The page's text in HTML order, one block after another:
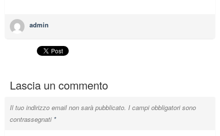
admin
Lascia un commento
Il tuo indirizzo email non sarà pubblicato. I campi obbligatori sono
contrassegnati *